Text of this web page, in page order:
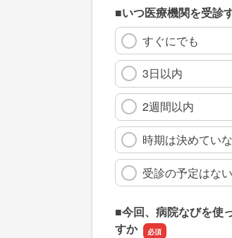
■いつ医療機関を受診
すぐにでも
3日以内
2週間以内
時期は決めてい
受診の予定はな
■今回、病院なびを使
すか